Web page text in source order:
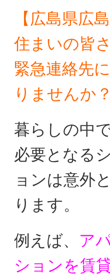
【広島県広
住まいの皆
緊急連絡先
りませんか？
暮らしの中
必要となる
ョンは意外
ります。
例えば、 ア
ションを賃